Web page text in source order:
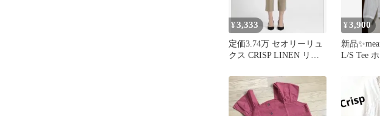
¥3,333
定価3.74万 セオリーリュ
クス CRISP LINEN リネ
¥3,900
新品
L/S Tee